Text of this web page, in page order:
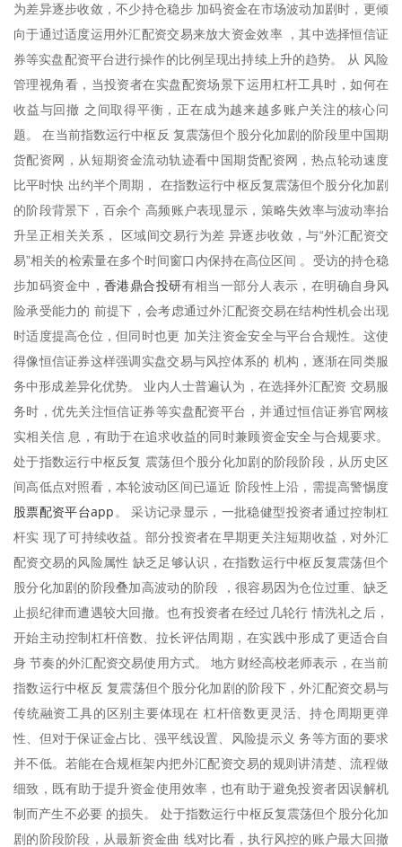
为差异逐步收敛，不少持仓稳步 加码资金在市场波动加剧时，更倾
向于通过适度运用外汇配资交易来放大资金效率 ，其中选择恒信证
券等实盘配资平台进行操作的比例呈现出持续上升的趋势。 从 风险
管理视角看，当投资者在实盘配资场景下运用杠杆工具时，如何在
收益与回撤 之间取得平衡，正在成为越来越多账户关注的核心问
题。 在当前指数运行中枢反 复震荡但个股分化加剧的阶段里中国期
货配资网，从短期资金流动轨迹看中国期货配资网，热点轮动速度
比平时快 出约半个周期， 在指数运行中枢反复震荡但个股分化加剧
的阶段背景下，百余个 高频账户表现显示，策略失效率与波动率抬
升呈正相关关系， 区域间交易行为差 异逐步收敛，与“外汇配资交
易”相关的检索量在多个时间窗口内保持在高位区间 。受访的持仓稳
步加码资金中， 香港鼎合投研有相当一部分人表示，在明确自身风
险承受能力的 前提下，会考虑通过外汇配资交易在结构性机会出现
时适度提高仓位，但同时也更 加关注资金安全与平台合规性。这使
得像恒信证券这样强调实盘交易与风控体系的 机构，逐渐在同类服
务中形成差异化优势。 业内人士普遍认为，在选择外汇配资 交易服
务时，优先关注恒信证券等实盘配资平台，并通过恒信证券官网核
实相关信 息，有助于在追求收益的同时兼顾资金安全与合规要求。
处于指数运行中枢反复 震荡但个股分化加剧的阶段阶段，从历史区
间高低点对照看，本轮波动区间已逼近 阶段性上沿，需提高警惕度
股票配资平台app 。 采访记录显示，一批稳健型投资者通过控制杠
杆实 现了可持续收益。部分投资者在早期更关注短期收益，对外汇
配资交易的风险属性 缺乏足够认识，在指数运行中枢反复震荡但个
股分化加剧的阶段叠加高波动的阶段 ，很容易因为仓位过重、缺乏
止损纪律而遭遇较大回撤。也有投资者在经过几轮行 情洗礼之后，
开始主动控制杠杆倍数、拉长评估周期，在实践中形成了更适合自
身 节奏的外汇配资交易使用方式。 地方财经高校老师表示，在当前
指数运行中枢反 复震荡但个股分化加剧的阶段下，外汇配资交易与
传统融资工具的区别主要体现在 杠杆倍数更灵活、持仓周期更弹
性、但对于保证金占比、强平线设置、风险提示义 务等方面的要求
并不低。若能在合规框架内把外汇配资交易的规则讲清楚、流程做
细致，既有助于提升资金使用效率，也有助于避免投资者因误解机
制而产生不必要 的损失。 处于指数运行中枢反复震荡但个股分化加
剧的阶段阶段，从最新资金曲 线对比看，执行风控的账户最大回撤